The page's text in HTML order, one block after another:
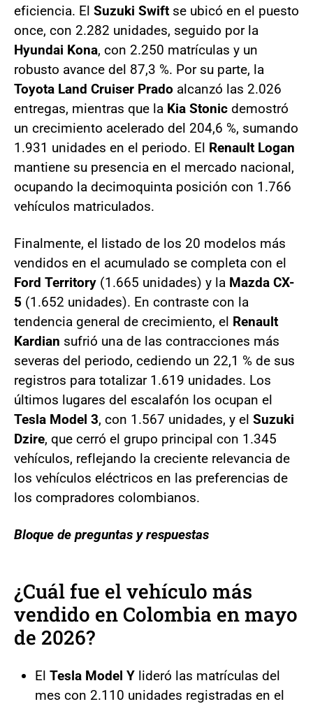
eficiencia. El Suzuki Swift se ubicó en el puesto
once, con 2.282 unidades, seguido por la
Hyundai Kona, con 2.250 matrículas y un
robusto avance del 87,3 %. Por su parte, la
Toyota Land Cruiser Prado alcanzó las 2.026
entregas, mientras que la Kia Stonic demostró
un crecimiento acelerado del 204,6 %, sumando
1.931 unidades en el periodo. El Renault Logan
mantiene su presencia en el mercado nacional,
ocupando la decimoquinta posición con 1.766
vehículos matriculados.
Finalmente, el listado de los 20 modelos más
vendidos en el acumulado se completa con el
Ford Territory (1.665 unidades) y la Mazda CX-
5 (1.652 unidades). En contraste con la
tendencia general de crecimiento, el Renault
Kardian sufrió una de las contracciones más
severas del periodo, cediendo un 22,1 % de sus
registros para totalizar 1.619 unidades. Los
últimos lugares del escalafón los ocupan el
Tesla Model 3, con 1.567 unidades, y el Suzuki
Dzire, que cerró el grupo principal con 1.345
vehículos, reflejando la creciente relevancia de
los vehículos eléctricos en las preferencias de
los compradores colombianos.
Bloque de preguntas y respuestas
¿Cuál fue el vehículo más
vendido en Colombia en mayo
de 2026?
El Tesla Model Y lideró las matrículas del
mes con 2.110 unidades registradas en el